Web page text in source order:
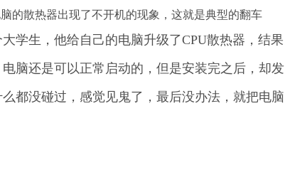
的散热器出现了不开机的现象，这就是典型的翻车
学生，他给自己的电脑升级了CPU散热器，结果
脑还是可以正常启动的，但是安装完之后，却发
都没碰过，感觉见鬼了，最后没办法，就把电脑